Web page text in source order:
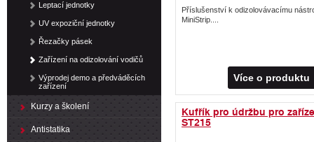
Příslušenství k odizolovávacímu
MiniStrip....
Více o produktu
Kufřík pro údržbu pro
ST215
Leptací jednotky
UV expoziční jednotky
Řezačky pásek
Zařízení na odizolování vodičů
Výprodej demo a předváděcích
zařízení
Kurzy a školení
Antistatika